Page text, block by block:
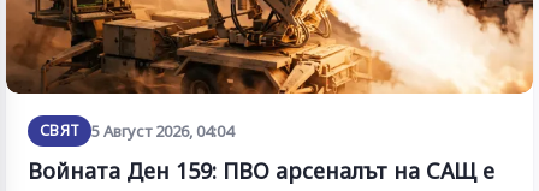
СВЯТ 5 Август 2026, 04:04
Войната Ден 159: ПВО арсеналът на САЩ е